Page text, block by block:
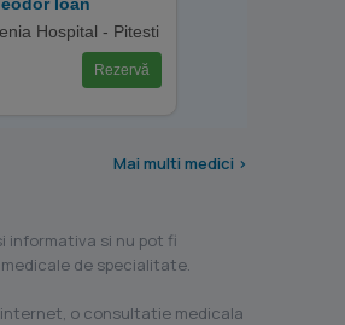
Hospital - Pitesti
Rezervă
Mai multi medici >
informativa si nu pot fi
de specialitate.
o consultatie medicala